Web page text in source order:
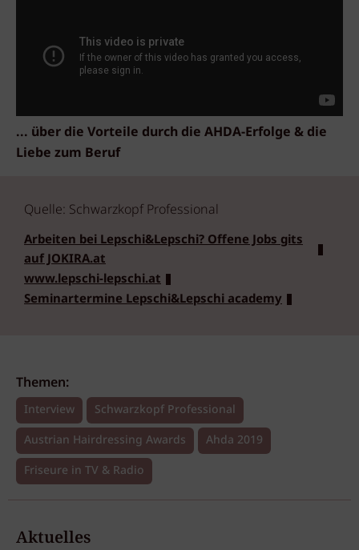
... über die Vorteile durch die AHDA-Erfolge & die
Liebe zum Beruf
Quelle: Schwarzkopf Professional
Arbeiten bei Lepschi&Lepschi? Offene Jobs gits
auf JOKIRA.at
www.lepschi-lepschi.at
Seminartermine Lepschi&Lepschi academy
Themen:
Interview
Schwarzkopf Professional
Austrian Hairdressing Awards
Ahda 2019
Friseure in TV & Radio
Aktuelles